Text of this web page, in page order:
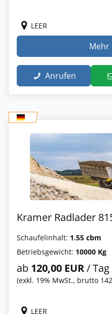
LEER
Mehr
Anrufen
Kramer Radlader
Schaufelinhalt: 1.55 cbm
Betriebsgewicht: 10000 Kg
ab 120,00 EUR/ Tag
(exkl. 19% MwSt., brutto
LEER